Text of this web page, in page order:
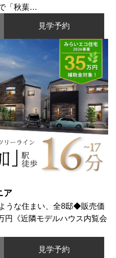
「秋葉…
見学予約
ア
うな住まい、全8邸◆販売価
円《近隣モデルハウス内覧会
見学予約